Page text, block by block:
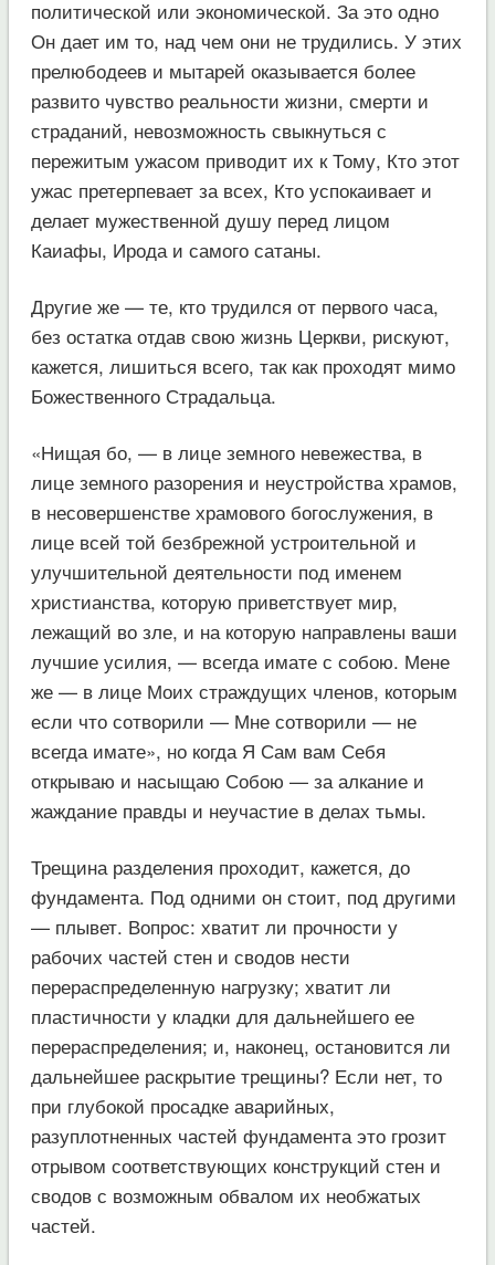
политической или экономической. За это одно
Он дает им то, над чем они не трудились. У этих
прелюбодеев и мытарей оказывается более
развито чувство реальности жизни, смерти и
страданий, невозможность свыкнуться с
пережитым ужасом приводит их к Тому, Кто этот
ужас претерпевает за всех, Кто успокаивает и
делает мужественной душу перед лицом
Каиафы, Ирода и самого сатаны.
Другие же — те, кто трудился от первого часа,
без остатка отдав свою жизнь Церкви, рискуют,
кажется, лишиться всего, так как проходят мимо
Божественного Страдальца.
«Нищая бо, — в лице земного невежества, в
лице земного разорения и неустройства храмов,
в несовершенстве храмового богослужения, в
лице всей той безбрежной устроительной и
улучшительной деятельности под именем
христианства, которую приветствует мир,
лежащий во зле, и на которую направлены ваши
лучшие усилия, — всегда имате с собою. Мене
же — в лице Моих страждущих членов, которым
если что сотворили — Мне сотворили — не
всегда имате», но когда Я Сам вам Себя
открываю и насыщаю Собою — за алкание и
жаждание правды и неучастие в делах тьмы.
Трещина разделения проходит, кажется, до
фундамента. Под одними он стоит, под другими
— плывет. Вопрос: хватит ли прочности у
рабочих частей стен и сводов нести
перераспределенную нагрузку; хватит ли
пластичности у кладки для дальнейшего ее
перераспределения; и, наконец, остановится ли
дальнейшее раскрытие трещины? Если нет, то
при глубокой просадке аварийных,
разуплотненных частей фундамента это грозит
отрывом соответствующих конструкций стен и
сводов с возможным обвалом их необжатых
частей.